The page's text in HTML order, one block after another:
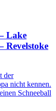
Lake
Revelstoke
der
nicht kennen.
Schneeball